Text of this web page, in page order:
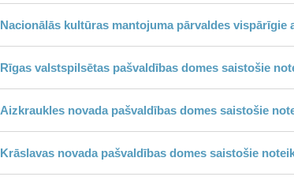
Nacionālās kultūras mantojuma pārvaldes vispārīgie
Rīgas valstspilsētas pašvaldības domes saistošie
Aizkraukles novada pašvaldības domes saistošie
Krāslavas novada pašvaldības domes saistošie